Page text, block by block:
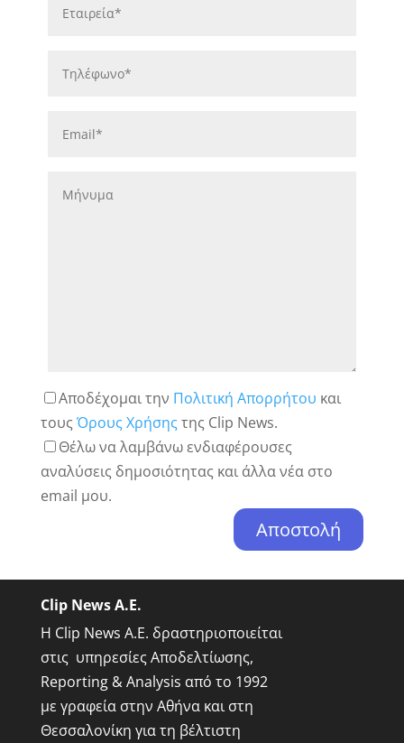
Αποδέχομαι την Πολιτική Απορρήτου και
τους Όρους Χρήσης της Clip News.
Θέλω να λαμβάνω ενδιαφέρουσες
αναλύσεις δημοσιότητας και άλλα νέα στο
email μου.
Clip News A.E.
Η Clip News A.E. δραστηριοποιείται
στις υπηρεσίες Αποδελτίωσης,
Reporting & Analysis από το 1992
με γραφεία στην Αθήνα και στη
Θεσσαλονίκη για τη βέλτιστη